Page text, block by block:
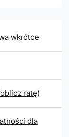
wkrótce
oblicz ratę)
dla